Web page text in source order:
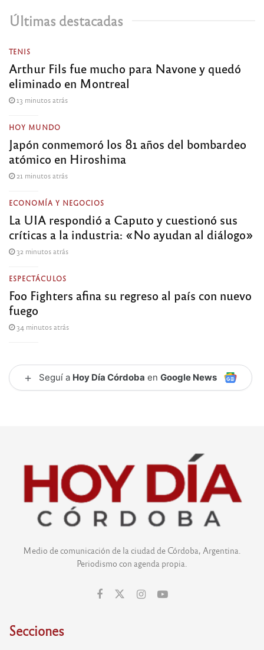
Últimas destacadas
TENIS
Arthur Fils fue mucho para Navone y quedó
eliminado en Montreal
13 minutos atrás
HOY MUNDO
Japón conmemoró los 81 años del bombardeo
atómico en Hiroshima
21 minutos atrás
ECONOMÍA Y NEGOCIOS
La UIA respondió a Caputo y cuestionó sus
críticas a la industria: «No ayudan al diálogo»
32 minutos atrás
ESPECTÁCULOS
Foo Fighters afina su regreso al país con nuevo
fuego
34 minutos atrás
+ Seguí a Hoy Día Córdoba en Google News
Medio de comunicación de la ciudad de Córdoba, Argentina.
Periodismo con agenda propia.
Secciones